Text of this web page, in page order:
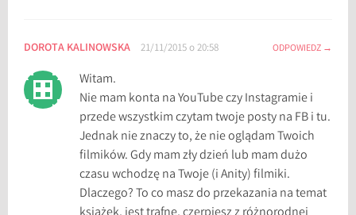
o
i
n
o
w
y
W
DOROTA KALINOWSKA 21/11/2015 o 20:58 ODPOWIEDZ
Witam.
Nie mam konta na YouTube czy Instagramie i
przede wszystkim czytam twoje posty na FB i tu.
Jednak nie znaczy to, że nie oglądam Twoich
filmików. Gdy mam zły dzień lub mam dużo
czasu wchodzę na Twoje (i Anity) filmiki.
Dlaczego? To co masz do przekazania na temat